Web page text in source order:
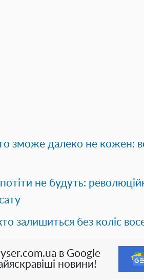
зможе далеко не кожен:
не будуть:
залишиться без коліс
в Google
новини!